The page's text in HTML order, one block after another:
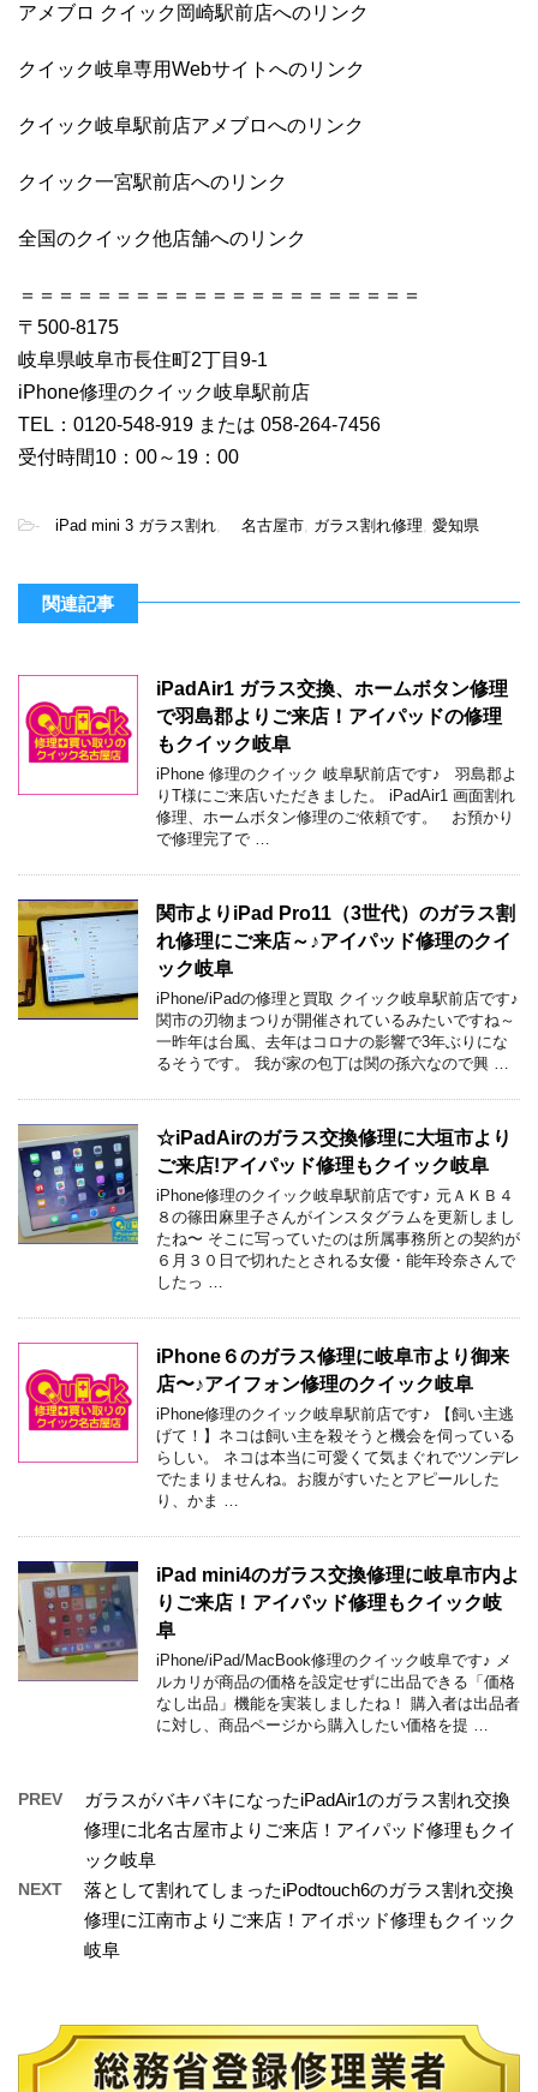
アメブロ クイック岡崎駅前店へのリンク
クイック岐阜専用Webサイトへのリンク
クイック岐阜駅前店アメブロへのリンク
クイック一宮駅前店へのリンク
全国のクイック他店舗へのリンク
＝＝＝＝＝＝＝＝＝＝＝＝＝＝＝＝＝＝＝＝＝
〒500-8175
岐阜県岐阜市長住町2丁目9-1
iPhone修理のクイック岐阜駅前店
TEL：0120-548-919 または 058-264-7456
受付時間10：00～19：00
- iPad mini 3 ガラス割れ 名古屋市 ガラス割れ修理 愛知県
関連記事
iPadAir1 ガラス交換、ホームボタン修理
で羽島郡よりご来店！アイパッドの修理
もクイック岐阜
iPhone 修理のクイック 岐阜駅前店です♪ 羽島郡よ
りT様にご来店いただきました。 iPadAir1 画面割れ
修理、ホームボタン修理のご依頼です。 お預かり
で修理完了で …
関市よりiPad Pro11（3世代）のガラス割
れ修理にご来店～♪アイパッド修理のクイ
ック岐阜
iPhone/iPadの修理と買取 クイック岐阜駅前店です♪
関市の刃物まつりが開催されているみたいですね～
一昨年は台風、去年はコロナの影響で3年ぶりにな
るそうです。 我が家の包丁は関の孫六なので興 …
☆iPadAirのガラス交換修理に大垣市より
ご来店!アイパッド修理もクイック岐阜
iPhone修理のクイック岐阜駅前店です♪ 元ＡＫＢ４
８の篠田麻里子さんがインスタグラムを更新しまし
たね〜 そこに写っていたのは所属事務所との契約が
６月３０日で切れたとされる女優・能年玲奈さんで
したっ …
iPhone６のガラス修理に岐阜市より御来
店〜♪アイフォン修理のクイック岐阜
iPhone修理のクイック岐阜駅前店です♪ 【飼い主逃
げて！】ネコは飼い主を殺そうと機会を伺っている
らしい。 ネコは本当に可愛くて気まぐれでツンデレ
でたまりませんね。お腹がすいたとアピールした
り、かま …
iPad mini4のガラス交換修理に岐阜市内よ
りご来店！アイパッド修理もクイック岐
阜
iPhone/iPad/MacBook修理のクイック岐阜です♪ メ
ルカリが商品の価格を設定せずに出品できる「価格
なし出品」機能を実装しましたね！ 購入者は出品者
に対し、商品ページから購入したい価格を提 …
PREV
ガラスがバキバキになったiPadAir1のガラス割れ交換
修理に北名古屋市よりご来店！アイパッド修理もクイ
ック岐阜
NEXT
落として割れてしまったiPodtouch6のガラス割れ交換
修理に江南市よりご来店！アイポッド修理もクイック
岐阜